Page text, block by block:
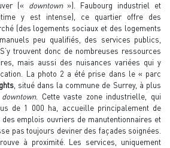
(« downtown»). Faubourg industriel et
y est intense), ce quartier offre des
(des logements sociaux et des logements
peu qualifiés, des services publics,
trouvent donc de nombreuses ressources
mais aussi des nuisances variées qui y
La photo 2 a été prise dans le « parc
, situé dans la commune de Surrey, à plus
downtown. Cette vaste zone industrielle, qui
de 1 000 ha, accueille principalement de
emplois ouvriers de manutentionnaires et
pas toujours deviner des façades soignées.
à proximité. Les services, uniquement